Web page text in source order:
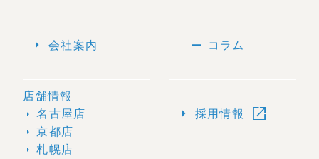
arrow_right 会社案内
店舗情報
arrow_right 名古屋店
arrow_right 京都店
arrow_right 札幌店
remove コラム
arrow_right 採用情報 open_in_new